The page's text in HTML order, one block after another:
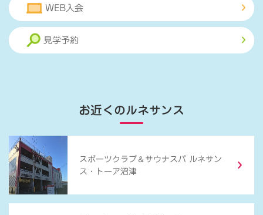
WEB入会
見学予約
お近くのルネサンス
スポーツクラブ ＆ サウナスパ ルネサン
ス・トーア沼津